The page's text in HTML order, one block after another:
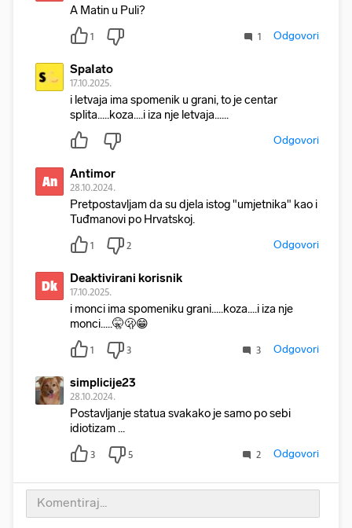
A Matin u Puli?
1 1 Odgovori
SpaIato
17.10.2025.
i lеtvaja ima spomenik u grani, to je centar
splita.....koza....i iza nje lеtvaja......
Odgovori
An Antimor
28.10.2024.
Pretpostavljam da su djela istog "umjetnika" kao i
Tuđmanovi po Hrvatskoj.
1 2 Odgovori
Dk Deaktivirani korisnik
17.10.2025.
i monci ima spomeniku grani.....koza....i iza nje
monci.....🤫🫢😁
1 3 3 Odgovori
simplicije23
28.10.2024.
Postavljanje statua svakako je samo po sebi
idiotizam ...
3 5 2 Odgovori